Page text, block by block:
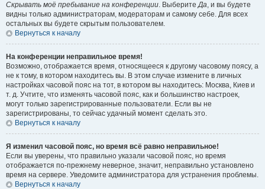
Скрывать моё пребывание на конференции. ВыберитеДа, и вы будете
видны только администраторам, модераторам и самому себе. Для всех
остальных вы будете скрытым пользователем.
Вернуться к началу
На конференции неправильное время!
Возможно, отображается время, относящееся к другому часовому поясу, а
не к тому, в котором находитесь вы. В этом случае измените в личных
настройках часовой пояс на тот, в котором вы находитесь: Москва, Киев и
т. д. Учтите, что изменять часовой пояс, как и большинство настроек,
могут только зарегистрированные пользователи. Если вы не
зарегистрированы, то сейчас удачный момент сделать это.
Вернуться к началу
Я изменил часовой пояс, но время всё равно неправильное!
Если вы уверены, что правильно указали часовой пояс, но время
отображается по-прежнему неверное, значит, неправильно установлено
время на сервере. Уведомите администратора для устранения проблемы.
Вернуться к началу